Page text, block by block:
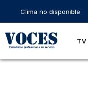
Clima no disponible
TV